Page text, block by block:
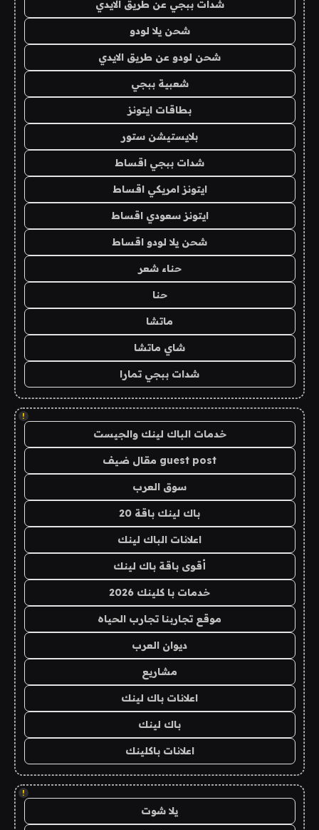
شدات ببجي عن طريق الايدي
شحن يلا لودو
شحن لودو عن طريق الايدي
شعبية ببجي
بطاقات ايتونز
بلايستيشن ستور
شدات ببجي اقساط
ايتونز امريكي اقساط
ايتونز سعودي اقساط
شحن يلا لودو اقساط
حناء شعر
حنا
ماتشا
شاي ماتشا
شدات ببجي تمارا
!
خدمات الباك لينك والجيست
guest post مقال ضيف
سوق العرب
باك لينك باقة 20
اعلانات الباك لينك
أقوى باقة باك لينك
خدمات با كلينك 2026
موقع تجاربنا تجارب الحياه
ديوان العرب
مشاريع
اعلانات باك لينك
باك لينك
اعلانات باكلينك
!
يلا شوت